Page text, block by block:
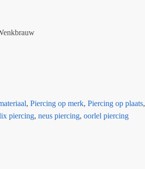
, Piercing op merk, Piercing op plaats,
piercing, neus piercing, oorlel piercing